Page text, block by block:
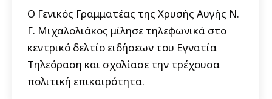
Ο Γενικός Γραμματέας της Χρυσής Αυγής Ν.
Γ. Μιχαλολιάκος μίλησε τηλεφωνικά στο
κεντρικό δελτίο ειδήσεων του Εγνατία
Τηλεόραση και σχολίασε την τρέχουσα
πολιτική επικαιρότητα.